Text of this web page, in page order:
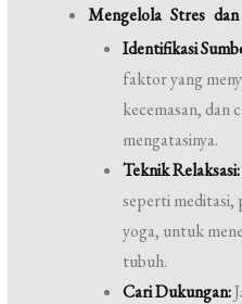
Mengelola Stres dan
Identifikasi
faktor yang
kecemasan, dan
mengatasinya.
Teknik Relaksasi:
seperti meditasi,
yoga, untuk
tubuh.
Cari Dukungan: